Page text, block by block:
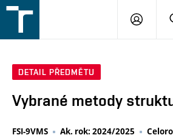
v
DETAIL PŘEDMĚTU
Vybrané metody
FSI-9VMS Ak. rok: 2024/2025